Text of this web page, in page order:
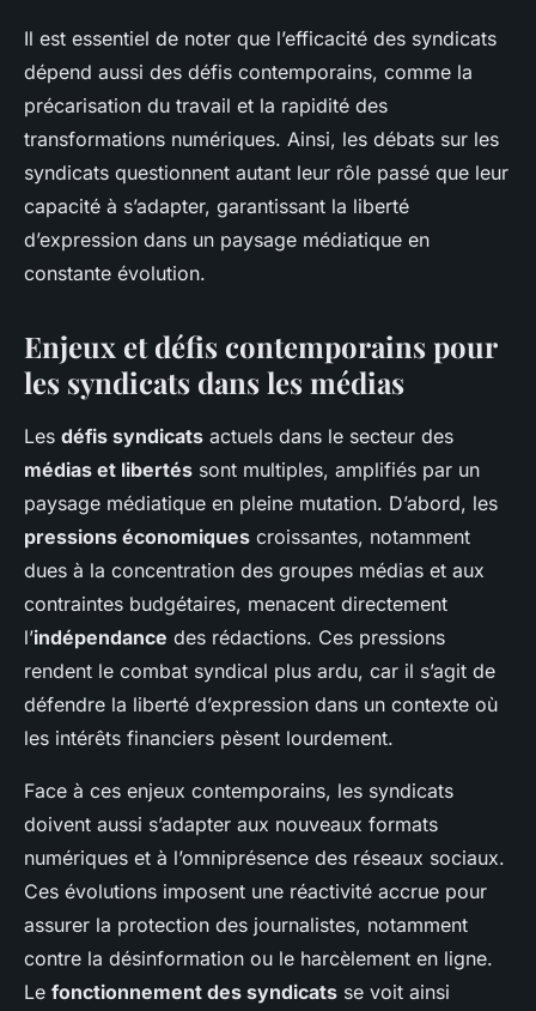
Il est essentiel de noter que l’efficacité des syndicats
dépend aussi des défis contemporains, comme la
précarisation du travail et la rapidité des
transformations numériques. Ainsi, les débats sur les
syndicats questionnent autant leur rôle passé que leur
capacité à s’adapter, garantissant la liberté
d’expression dans un paysage médiatique en
constante évolution.
Enjeux et défis contemporains pour
les syndicats dans les médias
Les défis syndicats actuels dans le secteur des
médias et libertés sont multiples, amplifiés par un
paysage médiatique en pleine mutation. D’abord, les
pressions économiques croissantes, notamment
dues à la concentration des groupes médias et aux
contraintes budgétaires, menacent directement
l’indépendance des rédactions. Ces pressions
rendent le combat syndical plus ardu, car il s’agit de
défendre la liberté d’expression dans un contexte où
les intérêts financiers pèsent lourdement.
Face à ces enjeux contemporains, les syndicats
doivent aussi s’adapter aux nouveaux formats
numériques et à l’omniprésence des réseaux sociaux.
Ces évolutions imposent une réactivité accrue pour
assurer la protection des journalistes, notamment
contre la désinformation ou le harcèlement en ligne.
Le fonctionnement des syndicats se voit ainsi